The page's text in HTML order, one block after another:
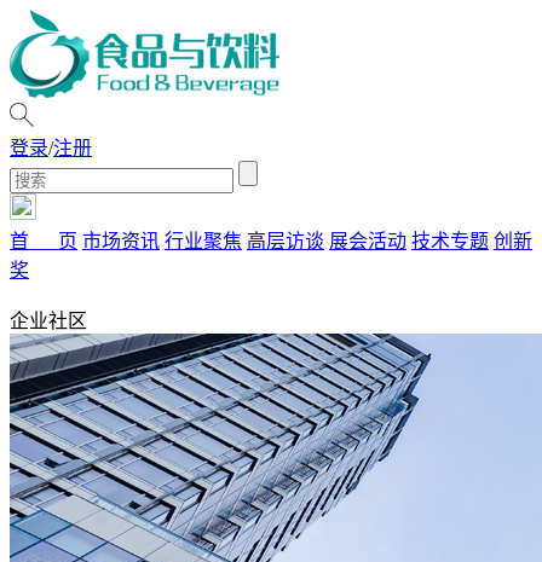
登录/注册
首 页 市场资讯 行业聚焦 高层访谈 展会活动 技术专题 创新
奖
企业社区